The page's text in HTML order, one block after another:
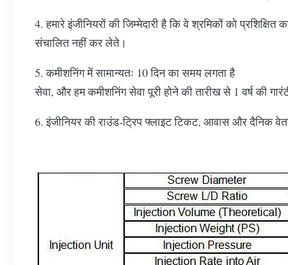
4. हमारे इंजीनियरों की जिम्मेदारी है कि वे श्रमिकों को
संचालित नहीं कर लेते।
5. कमीशनिंग में सामान्यतः 10 दिन का समय लगता है
सेवा, और हम कमीशनिंग सेवा पूरी होने की तारीख से 1 वर्ष की
6. इंजीनियर की राउंड-ट्रिप फ्लाइट टिकट, आवास और दैनिक